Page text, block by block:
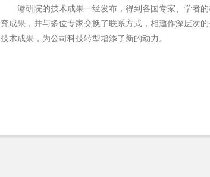
港研院的技术成果一经发布，得到各国专家、学者
究成果，并与多位专家交换了联系方式，相邀作深层次
技术成果，为公司科技转型增添了新的动力。